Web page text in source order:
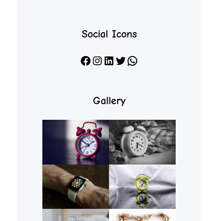
Social Icons
Facebook Instagram LinkedIn X WhatsApp
Gallery